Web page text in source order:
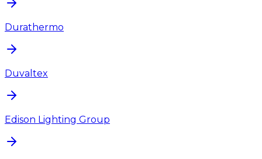
Durathermo
Duvaltex
Edison Lighting Group